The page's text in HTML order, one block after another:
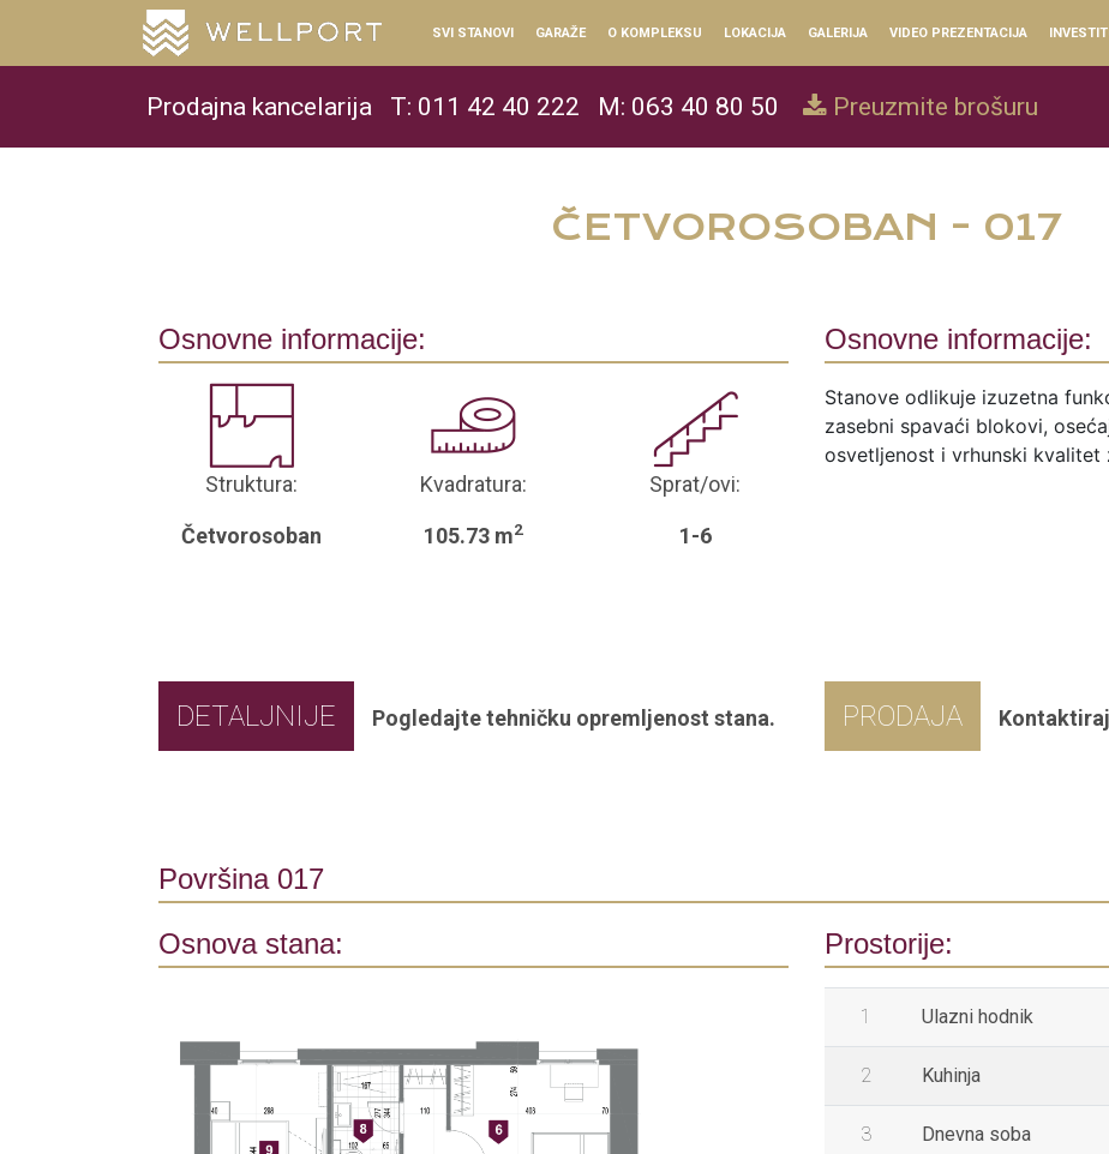
SVI STANOVI GARAŽE O KOMPLEKSU LOKACIJA GALERIJA VIDEO PREZENTACIJA
Prodajna kancelarija T: 011 42 40 222 M: 063 40 80 50 Preuzmite brošuru
ČETVOROSOBAN - 017
Osnovne informacije:
Struktura:
Četvorosoban
Kvadratura:
105.73 m2
Sprat/ovi:
1-6
DETALJNIJE Pogledajte tehničku opremljenost stana.
Osnovne informacije:
Stanove odlikuje izuzetna
zasebni spavaći blokovi,
osvetljenost i vrhunski kvalitet
PRODAJA
Površina 017
Osnova stana:
Prostorije:
1 Ulazni hodnik
2 Kuhinja
3 Dnevna soba